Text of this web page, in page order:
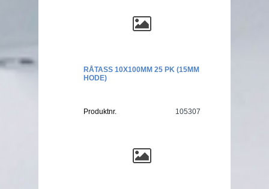
RÅTASS 10X100MM 25 PK (15MM
HODE)
Produktnr. 105307